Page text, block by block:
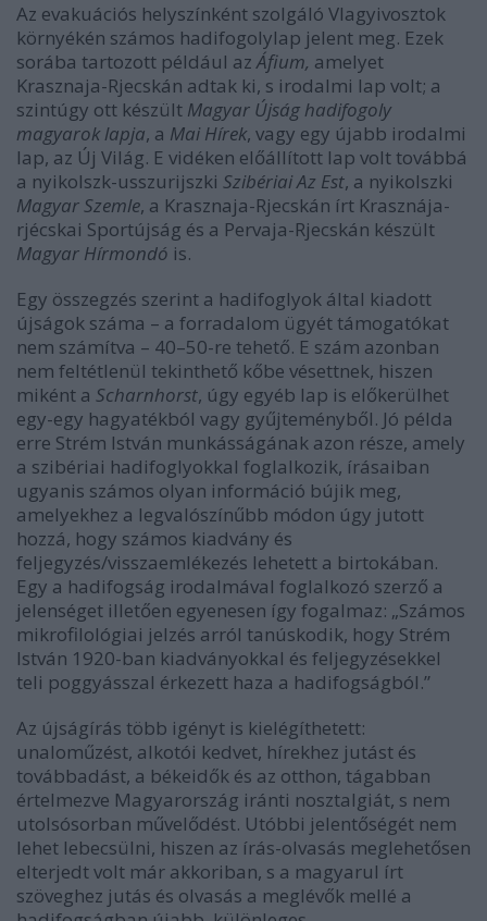
Az evakuációs helyszínként szolgáló Vlagyivosztok
környékén számos hadifogolylap jelent meg. Ezek
sorába tartozott például azÁfium, amelyet
Krasznaja-Rjecskán adtak ki, s irodalmi lap volt; a
szintúgy ott készült Magyar Újság hadifogoly
magyarok lapja, a Mai Hírek, vagy egy újabb irodalmi
lap, az Új Világ. E vidéken előállított lap volt továbbá
a nyikolszk-usszurijszki Szibériai Az Est, a nyikolszki
Magyar Szemle, a Krasznaja-Rjecskán írt Krasznája-
rjécskai Sportújság és a Pervaja-Rjecskán készült
Magyar Hírmondó is.
Egy összegzés szerint a hadifoglyok által kiadott
újságok száma – a forradalom ügyét támogatókat
nem számítva – 40–50-re tehető. E szám azonban
nem feltétlenül tekinthető kőbe vésettnek, hiszen
miként a Scharnhorst, úgy egyéb lap is előkerülhet
egy-egy hagyatékból vagy gyűjteményből. Jó példa
erre Strém István munkásságának azon része, amely
a szibériai hadifoglyokkal foglalkozik, írásaiban
ugyanis számos olyan információ bújik meg,
amelyekhez a legvalószínűbb módon úgy jutott
hozzá, hogy számos kiadvány és
feljegyzés/visszaemlékezés lehetett a birtokában.
Egy a hadifogság irodalmával foglalkozó szerző a
jelenséget illetően egyenesen így fogalmaz: „Számos
mikrofilológiai jelzés arról tanúskodik, hogy Strém
István 1920-ban kiadványokkal és feljegyzésekkel
teli poggyásszal érkezett haza a hadifogságból.”
Az újságírás több igényt is kielégíthetett:
unaloműzést, alkotói kedvet, hírekhez jutást és
továbbadást, a békeidők és az otthon, tágabban
értelmezve Magyarország iránti nosztalgiát, s nem
utolsósorban művelődést. Utóbbi jelentőségét nem
lehet lebecsülni, hiszen az írás-olvasás meglehetősen
elterjedt volt már akkoriban, s a magyarul írt
szöveghez jutás és olvasás a meglévők mellé a